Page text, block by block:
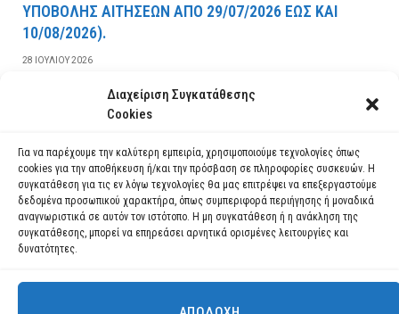
Διαχείριση Συγκατάθεσης
Cookies
Για να παρέχουμε την καλύτερη εμπειρία, χρησιμοποιούμε τεχνολογίες όπως
cookies για την αποθήκευση ή/και την πρόσβαση σε πληροφορίες συσκευών. Η
συγκατάθεση για τις εν λόγω τεχνολογίες θα μας επιτρέψει να επεξεργαστούμε
δεδομένα προσωπικού χαρακτήρα, όπως συμπεριφορά περιήγησης ή μοναδικά
αναγνωριστικά σε αυτόν τον ιστότοπο. Η μη συγκατάθεση ή η ανάκληση της
συγκατάθεσης, μπορεί να επηρεάσει αρνητικά ορισμένες λειτουργίες και
δυνατότητες.
YΠOBOΛHΣ AITHΣEΩN AΠO 29/07/2026 EΩΣ KAI
10/08/2026).
28 ΙΟΥΛΊΟΥ 2026
ΔΙΑΒΆΣΤΕ ΠΕΡΙΣΣΌΤΕΡΑ